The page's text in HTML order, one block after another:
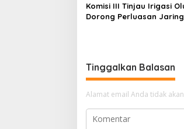
s
Komisi III Tinjau Irigasi
Dorong Perluasan
Tinggalkan Balasan
Alamat email Anda tidak